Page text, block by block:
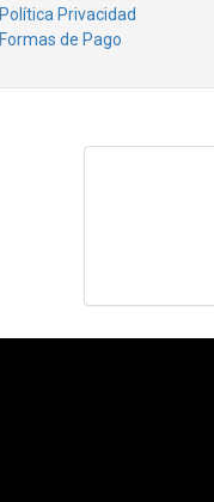
Política Privacidad
Formas de Pago